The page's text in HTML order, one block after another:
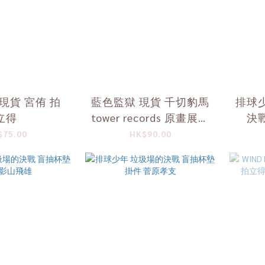
貨 宮侑 拍
得
藍色監獄 現貨 千切豹馬
tower records 原畫展特
典卡
HK$90.00
排球
決